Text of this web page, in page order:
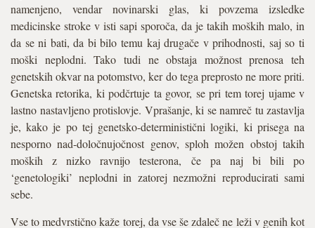
namenjeno, vendar novinarski glas, ki povzema izsledke
medicinske stroke v isti sapi sporoča, da je takih moških malo, in
da se ni bati, da bi bilo temu kaj drugače v prihodnosti, saj so ti
moški neplodni. Tako tudi ne obstaja možnost prenosa teh
genetskih okvar na potomstvo, ker do tega preprosto ne more priti.
Genetska retorika, ki podčrtuje ta govor, se pri tem torej ujame v
lastno nastavljeno protislovje. Vprašanje, ki se namreč tu zastavlja
je, kako je po tej genetsko-deterministični logiki, ki prisega na
nesporno nad-določnujočnost genov, sploh možen obstoj takih
moških z nizko ravnijo testerona, če pa naj bi bili po
‘genetologiki’ neplodni in zatorej nezmožni reproducirati sami
sebe.
Vse to medvrstično kaže torej, da vse še zdaleč ne leži v genih kot